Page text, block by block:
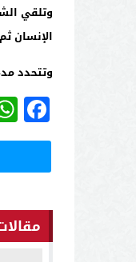
وتلقي
الإنسان
وتتحدد